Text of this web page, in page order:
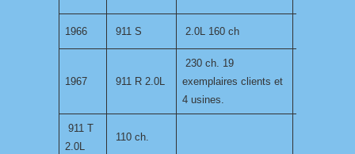
1966 911 S 2.0L 160 ch
1967 911 R 2.0L
230 ch. 19
exemplaires clients et
4 usines.
911 T
2.0L
110 ch.